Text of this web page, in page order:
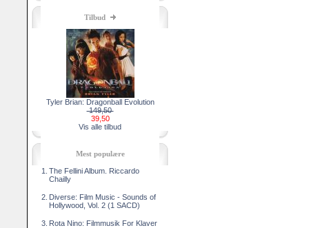
Tilbud
Tyler Brian: Dragonball Evolution
149,50
39,50
Vis alle tilbud
Mest populære
1. The Fellini Album. Riccardo
Chailly
2. Diverse: Film Music - Sounds of
Hollywood, Vol. 2 (1 SACD)
3. Rota Nino: Filmmusik For Klaver